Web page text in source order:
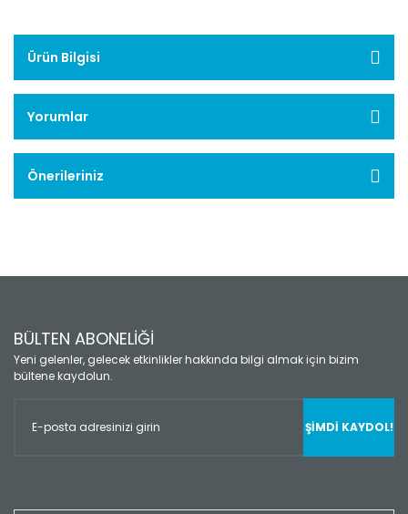
Ürün Bilgisi
Yorumlar
Önerileriniz
BÜLTEN ABONELİĞİ
Yeni gelenler, gelecek etkinlikler hakkında bilgi almak için bizim
bültene kaydolun.
ŞİMDİ KAYDOL!